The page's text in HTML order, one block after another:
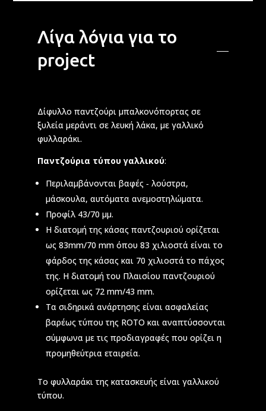
Λίγα λόγια για το
project
Δίφυλλο παντζούρι μπαλκονόπορτας σε
ξυλεία μεράντι σε λευκή λάκα, με γαλλικό
φυλλαράκι.
Παντζούρια τύπου γαλλικού:
Περιλαμβάνονται βαφές ‑ λούστρα,
μάσκουλα, αυτόματα ανεμοστηλώματα.
Προφίλ 43/70 μμ.
Η διατομή της κάσας παντζουριού ορίζεται
ως 83mm/70 mm όπου 83 χιλιοστά είναι το
φάρδος της κάσας και 70 χιλιοστά το πάχος
της. Η διατομή του Πλαισίου παντζουριού
ορίζεται ως 72 mm/43 mm.
Τα σιδηρικά ανάρτησης είναι ασφαλείας
βαρέως τύπου της ROTO και αναπτύσσονται
σύμφωνα με τις προδιαγραφές που ορίζει η
προμηθεύτρια εταιρεία.
Το φυλλαράκι της κατασκευής είναι γαλλικού
τύπου.